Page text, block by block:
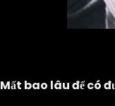
Mất bao lâu để có